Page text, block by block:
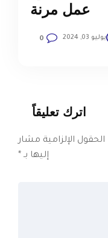
عمل مرنة
يوليو 03, 2024 0
اترك تعليقاً
الحقول الإلزامية مشار
إليها بـ *